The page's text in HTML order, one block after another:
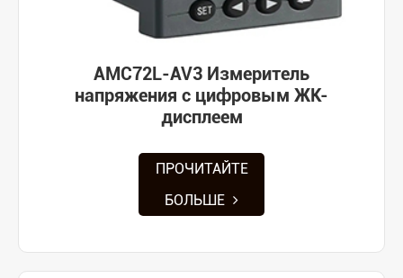
AMC72L-AV3 Измеритель
напряжения с цифровым ЖК-
дисплеем
ПРОЧИТАЙТЕ
БОЛЬШЕ